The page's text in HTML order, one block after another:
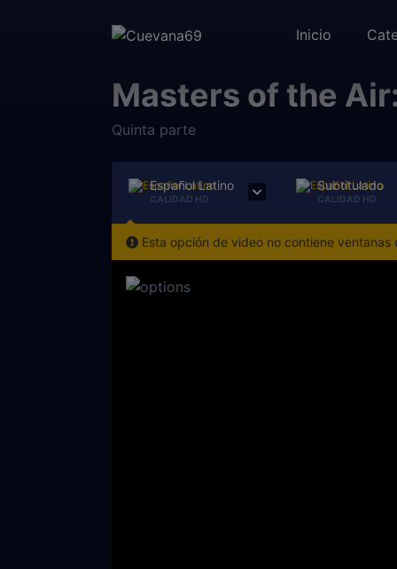
Inicio
Masters of the
Quinta parte
Español Latino
CALIDAD HD
Subtitulado
CALIDAD HD
Esta opción de video no contiene